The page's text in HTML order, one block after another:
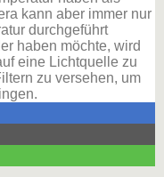
kann aber immer nur
durchgeführt
haben möchte, wird
eine Lichtquelle zu
zu versehen, um